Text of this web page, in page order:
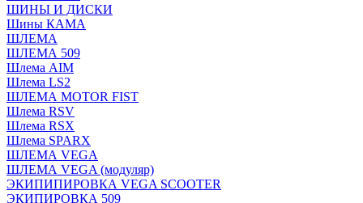
ШИНЫ И ДИСКИ
Шины КАМА
ШЛЕМА
ШЛЕМА 509
Шлема AIM
Шлема LS2
ШЛЕМА MOTOR FIST
Шлема RSV
Шлема RSX
Шлема SPARX
ШЛЕМА VEGA
ШЛЕМА VEGA (модуляр)
ЭКИПИПИРОВКА VEGA SCOOTER
ЭКИПИРОВКА 509